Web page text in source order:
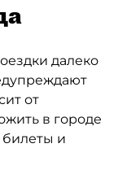
далеко
от
в городе
билеты и